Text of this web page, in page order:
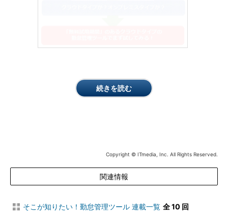
続きを読む
Copyright © ITmedia, Inc. All Rights Reserved.
関連情報
そこが知りたい！勤怠管理ツール 連載一覧 全 10 回